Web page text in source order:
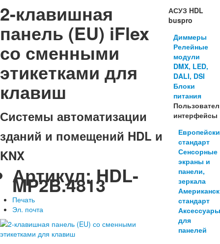
2-клавишная
панель (EU) iFlex
со сменными
этикетками для
клавиш
Системы автоматизации
зданий и помещений HDL и
KNX
Артикул: HDL-
MP2B.4813
Печать
Эл. почта
АСУЗ HDL
buspro
Диммеры
Релейные
модули
DMX, LED,
DALI, DSI
Блоки
питания
интерфейсы
стандарт
Сенсорные
экраны и
панели,
зеркала
стандарт
для
панелей